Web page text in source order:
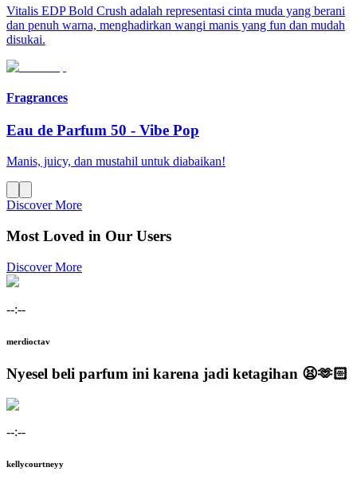
Vitalis EDP Bold Crush adalah representasi cinta muda yang berani
dan penuh warna, menghadirkan wangi manis yang fun dan mudah
disukai.
Fragrances
Eau de Parfum 50 - Vibe Pop
Manis, juicy, dan mustahil untuk diabaikan!
Discover More
Most Loved in Our Users
Discover More
--:--
merdioctav
Nyesel beli parfum ini karena jadi ketagihan 😫🫶🏻
--:--
kellycourtneyy